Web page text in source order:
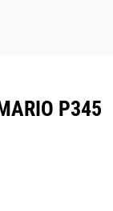
P345